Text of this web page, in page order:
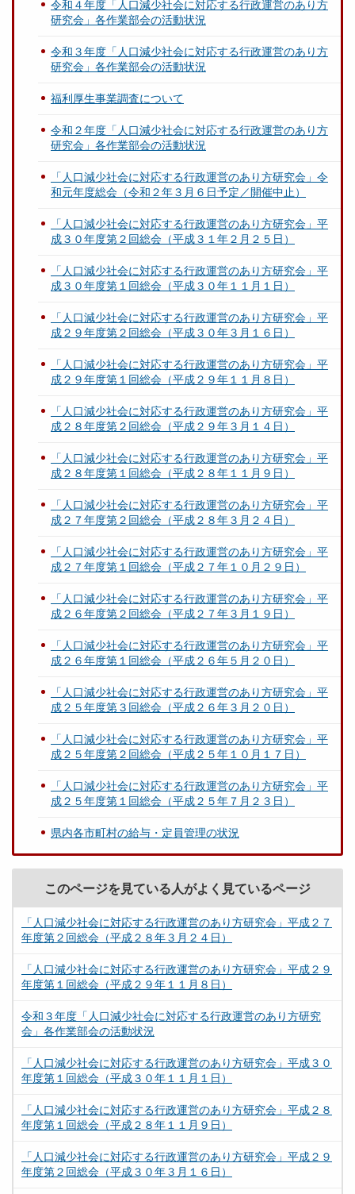
令和４年度「人口減少社会に対応する行政運営のあり方
研究会」各作業部会の活動状況
令和３年度「人口減少社会に対応する行政運営のあり方
研究会」各作業部会の活動状況
福利厚生事業調査について
令和２年度「人口減少社会に対応する行政運営のあり方
研究会」各作業部会の活動状況
「人口減少社会に対応する行政運営のあり方研究会」令
和元年度総会（令和２年３月６日予定／開催中止）
「人口減少社会に対応する行政運営のあり方研究会」平
成３０年度第２回総会（平成３１年２月２５日）
「人口減少社会に対応する行政運営のあり方研究会」平
成３０年度第１回総会（平成３０年１１月１日）
「人口減少社会に対応する行政運営のあり方研究会」平
成２９年度第２回総会（平成３０年３月１６日）
「人口減少社会に対応する行政運営のあり方研究会」平
成２９年度第１回総会（平成２９年１１月８日）
「人口減少社会に対応する行政運営のあり方研究会」平
成２８年度第２回総会（平成２９年３月１４日）
「人口減少社会に対応する行政運営のあり方研究会」平
成２８年度第１回総会（平成２８年１１月９日）
「人口減少社会に対応する行政運営のあり方研究会」平
成２７年度第２回総会（平成２８年３月２４日）
「人口減少社会に対応する行政運営のあり方研究会」平
成２７年度第１回総会（平成２７年１０月２９日）
「人口減少社会に対応する行政運営のあり方研究会」平
成２６年度第２回総会（平成２７年３月１９日）
「人口減少社会に対応する行政運営のあり方研究会」平
成２６年度第１回総会（平成２６年５月２０日）
「人口減少社会に対応する行政運営のあり方研究会」平
成２５年度第３回総会（平成２６年３月２０日）
「人口減少社会に対応する行政運営のあり方研究会」平
成２５年度第２回総会（平成２５年１０月１７日）
「人口減少社会に対応する行政運営のあり方研究会」平
成２５年度第１回総会（平成２５年７月２３日）
県内各市町村の給与・定員管理の状況
このページを見ている人がよく見ているページ
「人口減少社会に対応する行政運営のあり方研究会」平成２７
年度第２回総会（平成２８年３月２４日）
「人口減少社会に対応する行政運営のあり方研究会」平成２９
年度第１回総会（平成２９年１１月８日）
令和３年度「人口減少社会に対応する行政運営のあり方研究
会」各作業部会の活動状況
「人口減少社会に対応する行政運営のあり方研究会」平成３０
年度第１回総会（平成３０年１１月１日）
「人口減少社会に対応する行政運営のあり方研究会」平成２８
年度第１回総会（平成２８年１１月９日）
「人口減少社会に対応する行政運営のあり方研究会」平成２９
年度第２回総会（平成３０年３月１６日）